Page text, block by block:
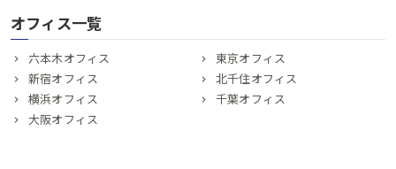
オフィス一覧
六本木オフィス
東京オフィス
新宿オフィス
北千住オフィス
横浜オフィス
千葉オフィス
大阪オフィス